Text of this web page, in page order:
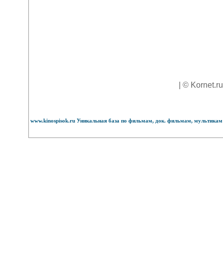
| ©
www.kinospisok.ru Уникальная база по фильмам, док. фильмам,